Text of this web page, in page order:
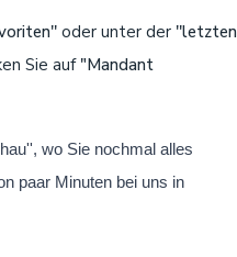
oder unter der ''letzten
Sie auf "Mandant
, wo Sie nochmal alles
paar Minuten bei uns in